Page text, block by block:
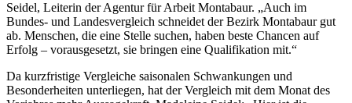
Seidel, Leiterin der Agentur für Arbeit Montabaur. „Auch im
Bundes- und Landesvergleich schneidet der Bezirk Montabaur gut
ab. Menschen, die eine Stelle suchen, haben beste Chancen auf
Erfolg – vorausgesetzt, sie bringen eine Qualifikation mit.“
Da kurzfristige Vergleiche saisonalen Schwankungen und
Besonderheiten unterliegen, hat der Vergleich mit dem Monat des